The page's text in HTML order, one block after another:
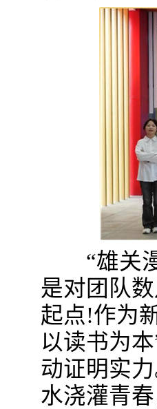
“雄关漫
是对团队
起点!作为
以读书为
动证明实
水浇灌青